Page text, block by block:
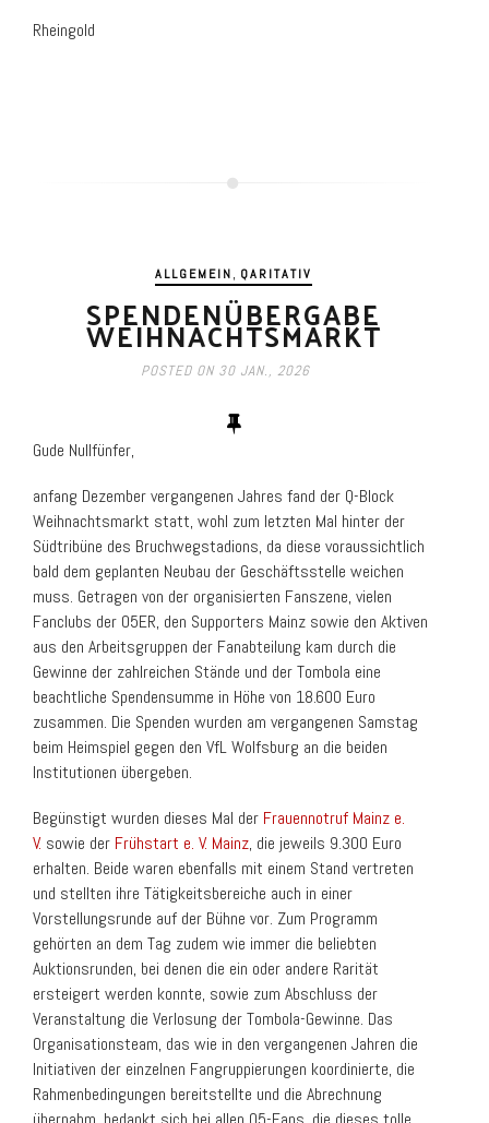
Rheingold
ALLGEMEIN, QARITATIV
SPENDENÜBERGABE
WEIHNACHTSMARKT
POSTED ON 30 JAN., 2026
Gude Nullfünfer,
anfang Dezember vergangenen Jahres fand der Q-Block
Weihnachtsmarkt statt, wohl zum letzten Mal hinter der
Südtribüne des Bruchwegstadions, da diese voraussichtlich
bald dem geplanten Neubau der Geschäftsstelle weichen
muss. Getragen von der organisierten Fanszene, vielen
Fanclubs der 05ER, den Supporters Mainz sowie den Aktiven
aus den Arbeitsgruppen der Fanabteilung kam durch die
Gewinne der zahlreichen Stände und der Tombola eine
beachtliche Spendensumme in Höhe von 18.600 Euro
zusammen. Die Spenden wurden am vergangenen Samstag
beim Heimspiel gegen den VfL Wolfsburg an die beiden
Institutionen übergeben.
Begünstigt wurden dieses Mal der Frauennotruf Mainz e.
V. sowie der Frühstart e. V. Mainz, die jeweils 9.300 Euro
erhalten. Beide waren ebenfalls mit einem Stand vertreten
und stellten ihre Tätigkeitsbereiche auch in einer
Vorstellungsrunde auf der Bühne vor. Zum Programm
gehörten an dem Tag zudem wie immer die beliebten
Auktionsrunden, bei denen die ein oder andere Rarität
ersteigert werden konnte, sowie zum Abschluss der
Veranstaltung die Verlosung der Tombola-Gewinne. Das
Organisationsteam, das wie in den vergangenen Jahren die
Initiativen der einzelnen Fangruppierungen koordinierte, die
Rahmenbedingungen bereitstellte und die Abrechnung